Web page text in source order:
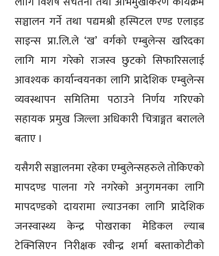
सञ्चालन गर्ने तथा पद्यमश्री हस्पिटल एण्ड एलाइड
साइन्स प्रा.लि.ले ‘ख’ वर्गको एम्बुलेन्स खरिदका
लागि माग गरेको राजस्व छुटको सिफारिसलाई
आवश्यक कार्यान्वयनका लागि प्रादेशिक एम्बुलेन्स
व्यवस्थापन समितिमा पठाउने निर्णय गरिएको
सहायक प्रमुख जिल्ला अधिकारी चित्राङ्गत बरालले
बताए ।
यसैगरी सञ्चालनमा रहेका एम्बुलेन्सहरुले तोकिएको
मापदण्ड पालना गरे नगरेको अनुगमनका लागि
मापदण्डको दायरामा ल्याउनका लागि प्रादेशिक
जनस्वास्थ्य केन्द्र पोखराका मेडिकल ल्याब
टेक्निसिएन निरीक्षक रवीन्द्र शर्मा बस्ताकोटीको